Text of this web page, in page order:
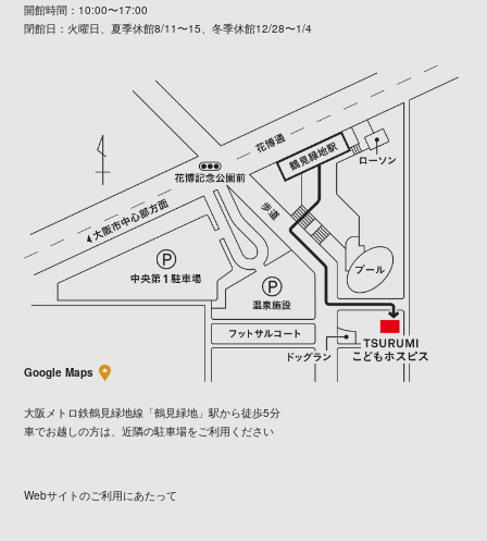
開館時間：10:00〜17:00
閉館日：火曜日、夏季休館8/11〜15、冬季休館12/28〜1/4
Webサイトのご利用にあたって
Google Maps
大阪メトロ鉄鶴見緑地線「鶴見緑地」駅から徒歩5分
車でお越しの方は、近隣の駐車場をご利用ください